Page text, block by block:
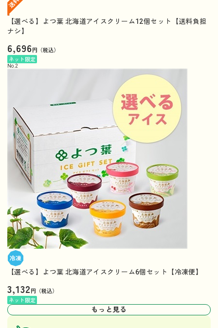
【選べる】よつ葉 北海道アイスクリーム12個セット【送料負担
ナシ】
6,696円（税込）
ネット限定
No. 2
【選べる】よつ葉 北海道アイスクリーム6個セット【冷凍便】
3,132円（税込）
ネット限定
もっと見る